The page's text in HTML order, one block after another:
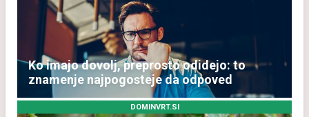
Ko imajo dovolj, preprosto odidejo: to
znamenje najpogosteje da odpoved
DOMINVRT.SI